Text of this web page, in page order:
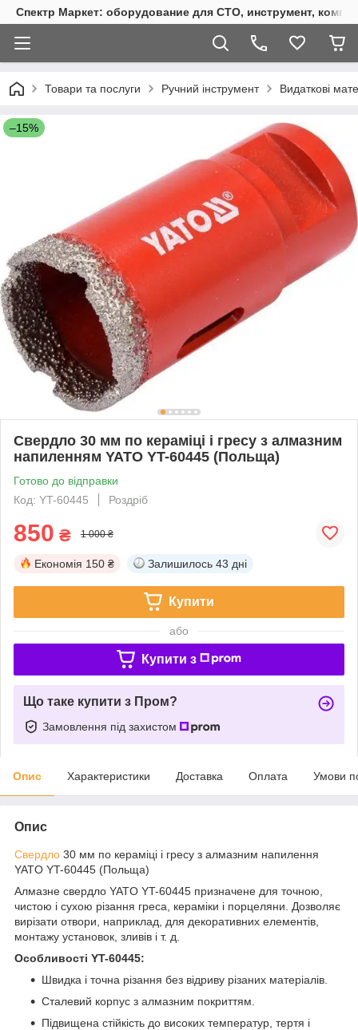
Спектр Маркет: оборудование для СТО, инструмент,
Товари та послуги Ручний інструмент Видаткові
–15%
Свердло 30 мм по кераміці і гресу з алмазним
напиленням YATO YT-60445 (Польща)
Готово до відправки
Код: YT-60445
Роздріб
850 ₴ 1 000 ₴
Економія 150 ₴ Залишилось 43 дні
Купити
або
Купити з
Що таке купити з Пром?
Замовлення під захистом
Опис Характеристики Доставка Оплата Умови
Опис
Свердло 30 мм по кераміці і гресу з алмазним напилення
YATO YT-60445 (Польща)
Алмазне свердло YATO YT-60445 призначене для точною,
чистою і сухою різання греса, кераміки і порцеляни. Дозволяє
вирізати отвори, наприклад, для декоративних елементів,
монтажу установок, зливів і т. д.
Особливості YT-60445:
Швидка і точна різання без відриву різаних матеріалів.
Сталевий корпус з алмазним покриттям.
Підвищена стійкість до високих температур, тертя і